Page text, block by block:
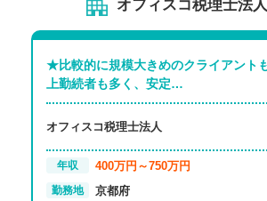
オフィスコ税理士法
★比較的に規模大きめのクライアント
上勤続者も多く、安定…
オフィスコ税理士法人
年収 400万円～750万円
勤務地 京都府